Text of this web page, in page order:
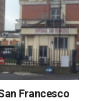
Francesco